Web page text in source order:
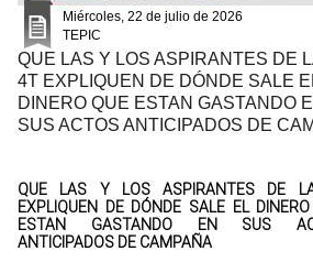
Miércoles, 22 de julio de 2026
TEPIC
QUE LAS Y LOS ASPIRANTES DE
4T EXPLIQUEN DE DÓNDE SALE
DINERO QUE ESTAN GASTANDO
SUS ACTOS ANTICIPADOS DE
QUE LAS Y LOS ASPIRANTES DE
EXPLIQUEN DE DÓNDE SALE EL
ESTAN GASTANDO EN SUS
ANTICIPADOS DE CAMPAÑA